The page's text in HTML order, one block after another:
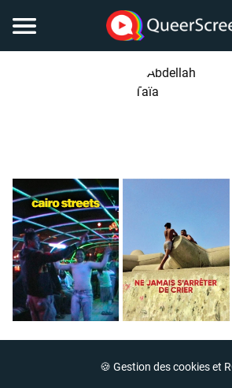
🍪 Gestion des cookies et